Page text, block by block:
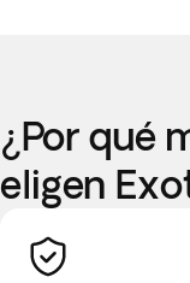
¿Por qué
eligen